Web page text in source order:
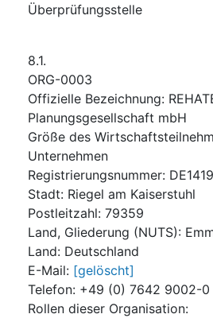
Überprüfungsstelle
8.1.
ORG-0003
Offizielle Bezeichnung:
Planungsgesellschaft mbH
Größe des
Unternehmen
Registrierungsnummer:
Stadt: Riegel am Kaiserstuhl
Postleitzahl: 79359
Land, Gliederung (NUTS):
Land: Deutschland
E-Mail: [gelöscht]
Telefon: +49 (0) 7642 9002-0
Rollen dieser Organisation: